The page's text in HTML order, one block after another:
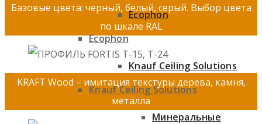
Ecophon
Knauf Ceiling Solutions
Ecophon
Knauf Ceiling Solutions
Минеральные
Базовые цвета: черный, белый, серый. Выбор цвета
по шкале RAL
KRAFT Wood – имитация текстуры дерева, камня,
металла